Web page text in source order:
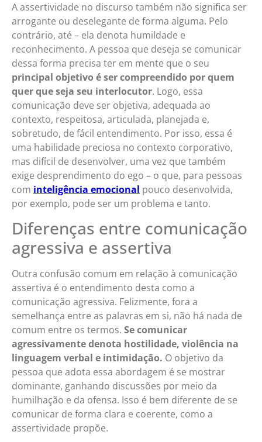
A assertividade no discurso também não significa ser
arrogante ou deselegante de forma alguma. Pelo
contrário, até – ela denota humildade e
reconhecimento. A pessoa que deseja se comunicar
dessa forma precisa ter em mente que o seu
principal objetivo é ser compreendido por quem
quer que seja seu interlocutor. Logo, essa
comunicação deve ser objetiva, adequada ao
contexto, respeitosa, articulada, planejada e,
sobretudo, de fácil entendimento. Por isso, essa é
uma habilidade preciosa no contexto corporativo,
mas difícil de desenvolver, uma vez que também
exige desprendimento do ego – o que, para pessoas
com inteligência emocional pouco desenvolvida,
por exemplo, pode ser um problema e tanto.
Diferenças entre comunicação
agressiva e assertiva
Outra confusão comum em relação à comunicação
assertiva é o entendimento desta como a
comunicação agressiva. Felizmente, fora a
semelhança entre as palavras em si, não há nada de
comum entre os termos. Se comunicar
agressivamente denota hostilidade, violência na
linguagem verbal e intimidação. O objetivo da
pessoa que adota essa abordagem é se mostrar
dominante, ganhando discussões por meio da
humilhação e da ofensa. Isso é bem diferente de se
comunicar de forma clara e coerente, como a
assertividade propõe.